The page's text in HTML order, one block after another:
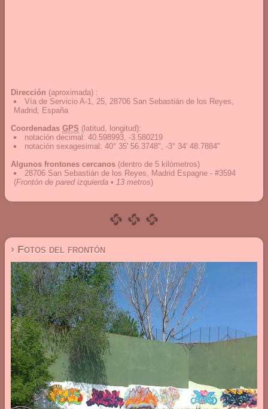
Dirección (aproximada) :
Vía de Servicio A-1, 25, 28706 San Sebastián de los Reyes,
Madrid, España
Coordenadas GPS (latitud, longitud):
notación decimal : 40.598993, -3.580219
notación sexagesimal : 40° 35' 56.3748", -3° 34' 48.7884"
Algunos frontones cercanos (dentro de 5 kilómetros)
28706 San Sebastián de los Reyes, Madrid Espagne - #3594
(Frontón de pared izquierda • 13 metros)
› Fotos del frontón